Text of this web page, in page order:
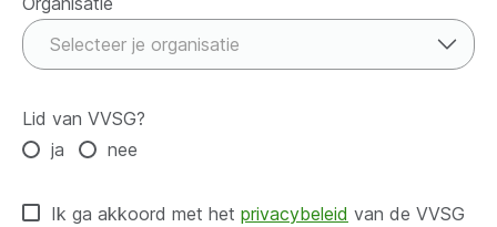
Organisatie
Selecteer je organisatie
Lid van VVSG?
ja
nee
Ik ga akkoord met het privacybeleid van de VVSG